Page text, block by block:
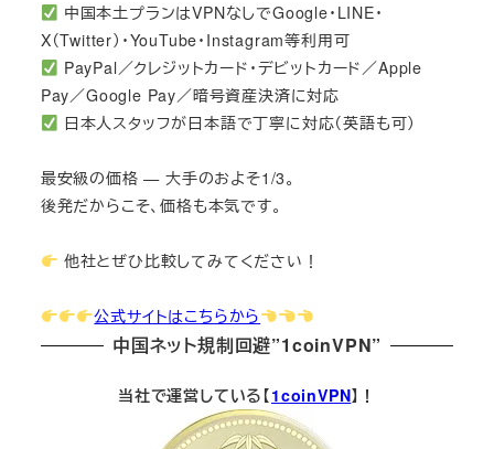
中国本土プランはVPNなしでGoogle・LINE・
X（Twitter）・YouTube・Instagram等利用可
PayPal／クレジットカード・デビットカード／Apple
Pay／Google Pay／暗号資産決済に対応
日本人スタッフが日本語で丁寧に対応（英語も可）
最安級の価格 — 大手のおよそ1/3。
後発だからこそ、価格も本気です。
他社とぜひ比較してみてください！
公式サイトはこちらから
中国ネット規制回避”1coinVPN”
当社で運営している【1coinVPN】！